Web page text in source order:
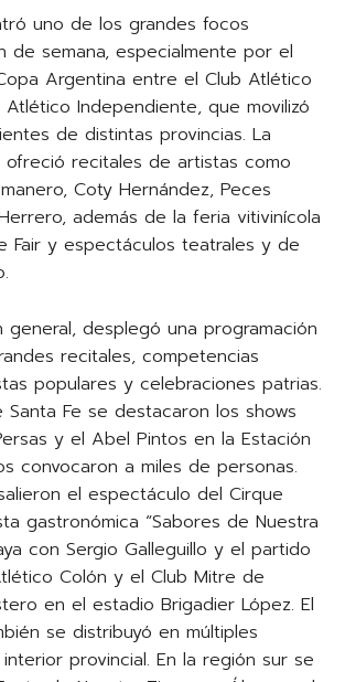
uno de los grandes focos
de semana, especialmente por el
Argentina entre el Club Atlético
Independiente, que movilizó
de distintas provincias. La
ofreció recitales de artistas como
Coty Hernández, Peces
además de la feria vitivinícola
Fair y espectáculos teatrales y de
general, desplegó una programación
recitales, competencias
populares y celebraciones patrias.
Santa Fe se destacaron los shows
y el Abel Pintos en la Estación
convocaron a miles de personas.
el espectáculo del Cirque
gastronómica “Sabores de Nuestra
con Sergio Galleguillo y el partido
Colón y el Club Mitre de
en el estadio Brigadier López. El
se distribuyó en múltiples
provincial. En la región sur se